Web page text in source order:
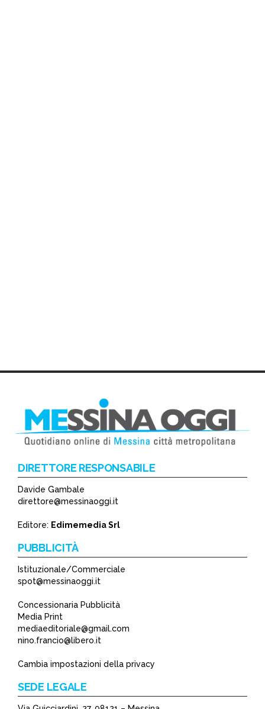
DIRETTORE RESPONSABILE
Davide Gambale
direttore@messinaoggi.it
Editore: Edimemedia Srl
PUBBLICITÀ
Istituzionale/Commerciale
spot@messinaoggi.it
Concessionaria Pubblicità
Media Print
mediaeditoriale@gmail.com
nino.francio@libero.it
Cambia impostazioni della privacy
SEDE LEGALE